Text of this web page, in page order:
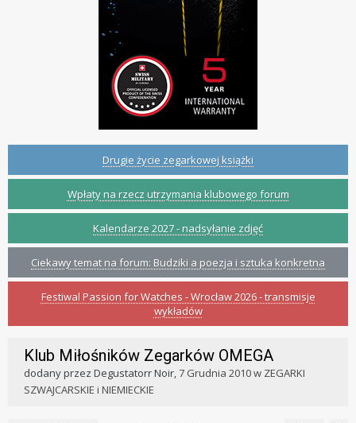
Drugie życie zegarkowej książki
Wpłaty na rzecz utrzymania klubowego forum
Kalendarze 2027 - nadsyłanie zdjęć
Ciekawy temat na forum: Budziki a poezja i sztuka konkretna
Festiwal Passion for Watches - Wrocław 2026 - transmisje
wykładów
Klub Miłośników Zegarków OMEGA
dodany przez Degustatorr Noir,7 Grudnia 2010w ZEGARKI
SZWAJCARSKIE i NIEMIECKIE